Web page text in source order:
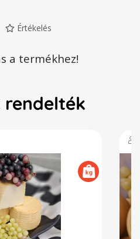
Értékelés
a termékhez!
rendelték